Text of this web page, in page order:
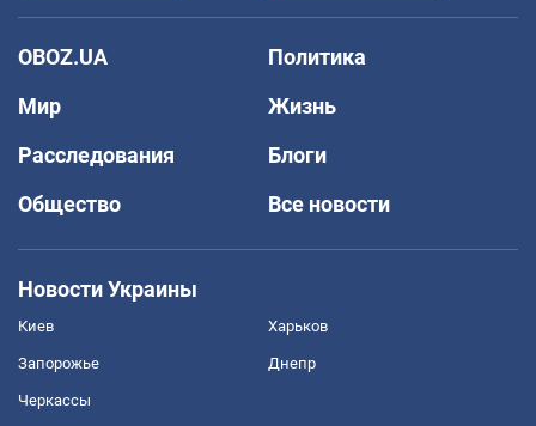
OBOZ.UA
Политика
Мир
Жизнь
Расследования
Блоги
Общество
Все новости
Новости Украины
Киев Харьков
Запорожье Днепр
Черкассы